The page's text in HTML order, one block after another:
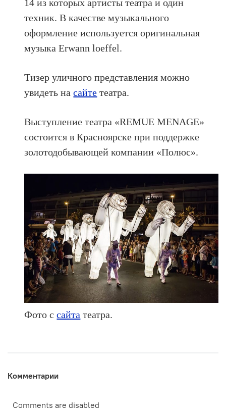
14 из которых артисты театра и один
техник. В качестве музыкального
оформление используется оригинальная
музыка Erwann loeffel.
Тизер уличного представления можно
увидеть насайте театра.
Выступление театра «REMUE MENAGE»
состоится в Красноярске при поддержке
золотодобывающей компании «Полюс».
Фото ссайта театра.
Комментарии
Comments are disabled